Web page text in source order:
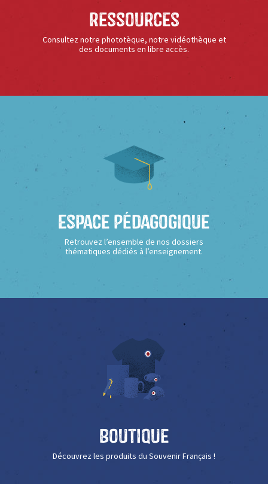
Ressources
Consultez notre phototèque, notre vidéothèque et
des documents en libre accès.
Espace Pédagogique
Retrouvez l’ensemble de nos dossiers
thématiques dédiés à l’enseignement.
Boutique
Découvrez les produits du Souvenir Français !